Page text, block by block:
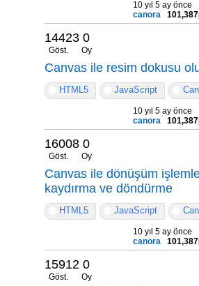
10 yıl 5 ay önce
canora
101,387
14423
Göst.
0
Oy
Canvas ile resim dokusu
HTML5 JavaScript
10 yıl 5 ay önce
canora
101,387
16008
Göst.
0
Oy
Canvas ile dönüşüm
kaydırma ve döndürme
HTML5 JavaScript
10 yıl 5 ay önce
canora
101,387
15912
Göst.
0
Oy